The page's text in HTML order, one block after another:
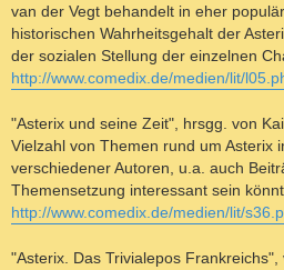
van der Vegt behandelt in eher
historischen Wahrheitsgehalt der
der sozialen Stellung der einzelnen
http://www.comedix.de/medien/lit/
"Asterix und seine Zeit", hrsgg. von
Vielzahl von Themen rund um Asterix
verschiedener Autoren, u.a. auch
Themensetzung interessant sein
http://www.comedix.de/medien/lit/
"Asterix. Das Trivialepos Frankreichs",